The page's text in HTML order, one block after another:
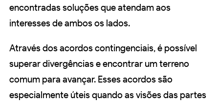
encontradas soluções que atendam aos
interesses de ambos os lados.
Através dos acordos contingenciais, é possível
superar divergências e encontrar um terreno
comum para avançar. Esses acordos são
especialmente úteis quando as visões das partes